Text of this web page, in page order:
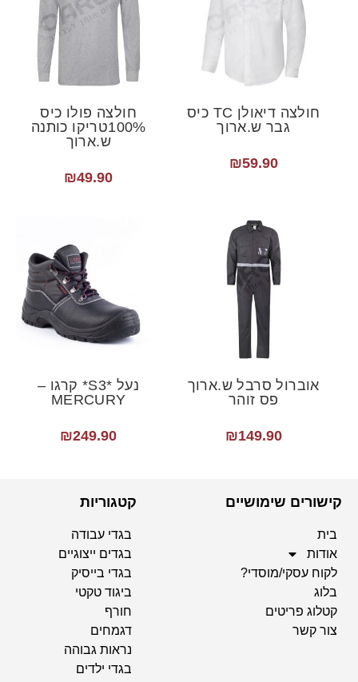
חולצה דיאולן TC כיס
גבר ש.ארוך
₪59.90
חולצה פולו כיס
100%טריקו כותנה
ש.ארוך
₪49.90
אוברול סרבל ש.ארוך
פס זוהר
₪149.90
נעל *S3* קרגו –
MERCURY
₪249.90
קישורים שימושיים
בית
אודות
לקוח עסקי/מוסדי?
בלוג
קטלוג פריטים
צור קשר
קטגוריות
בגדי עבודה
בגדים ייצוגיים
בגדי בייסיק
ביגוד טקטי
חורף
דגמחים
נראות גבוהה
בגדי ילדים